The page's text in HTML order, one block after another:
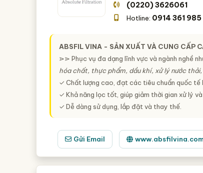
(0220) 3626061
Hotline: 0914 361 985
ABSFIL VINA - SẢN XUẤT VÀ CUNG CẤP
⋗⋗ Phục vụ đa dạng lĩnh vực và ngành nghề
hóa chất, thực phẩm, dầu khí, xử lý nước
✓ Chất lượng cao, đạt các tiêu chuẩn quốc tế
✓ Khả năng lọc tốt, giúp giảm thời gian xử lý
✓ Dễ dàng sử dụng, lắp đặt và thay thế.
Gửi Email